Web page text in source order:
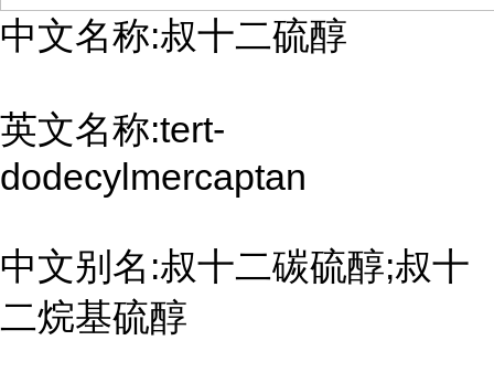
中文名称:叔十二硫醇
英文名称:tert-
dodecylmercaptan
中文别名:叔十二碳硫醇;叔十
二烷基硫醇